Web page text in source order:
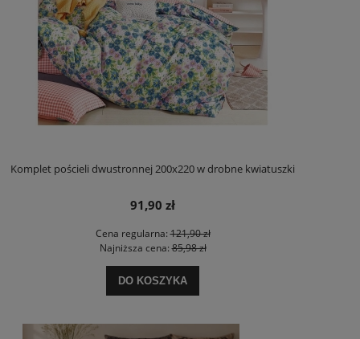
Komplet pościeli dwustronnej 200x220 w drobne kwiatuszki
91,90 zł
Cena regularna:121,90 zł
Najniższa cena:85,98 zł
DO KOSZYKA